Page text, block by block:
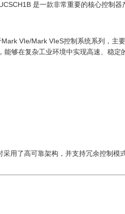
是一款非常重要的核心控制器
VIe/Mark VIeS控制系统系列，主
够在复杂工业环境中实现高速、稳定
用了高可靠架构，并支持冗余控制模